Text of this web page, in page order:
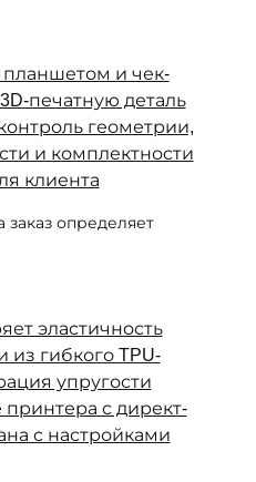
заказ определяет